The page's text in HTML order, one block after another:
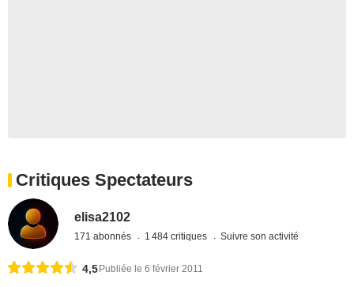
Critiques Spectateurs
elisa2102
171 abonnés 1 484 critiques Suivre son activité
4,5 Publiée le 6 février 2011